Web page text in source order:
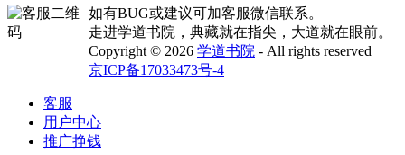
如有BUG或建议可加客服微信联系。
走进学道书院，典藏就在指尖，大道就在眼前。
Copyright © 2026 学道书院 - All rights reserved
京ICP备17033473号-4
客服
用户中心
推广挣钱